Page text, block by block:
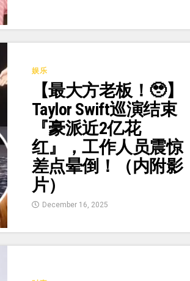
娱乐
【最大方老板！🥹】
Taylor Swift巡演结束
『豪派近2亿花
红』，工作人员震惊
差点晕倒！（内附影
片）
December 16, 2025